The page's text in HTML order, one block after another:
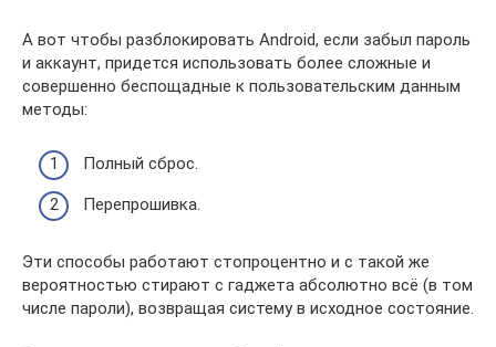
А вот чтобы разблокировать Аndroid, если забыл пароль
и аккаунт, придется использовать более сложные и
совершенно беспощадные к пользовательским данным
методы:
Полный сброс.
Перепрошивка.
Эти способы работают стопроцентно и с такой же
вероятностью стирают с гаджета абсолютно всё (в том
числе пароли), возвращая систему в исходное состояние.